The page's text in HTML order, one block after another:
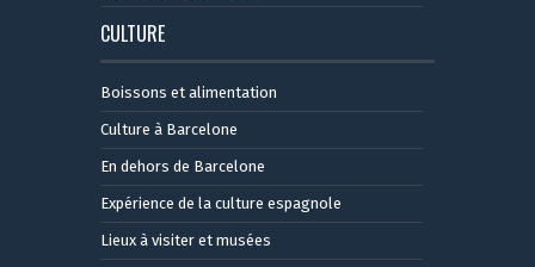
CULTURE
Boissons et alimentation
Culture à Barcelone
En dehors de Barcelone
Expérience de la culture espagnole
Lieux à visiter et musées